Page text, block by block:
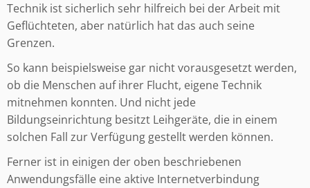
Technik ist sicherlich sehr hilfreich bei der Arbeit mit
Geflüchteten, aber natürlich hat das auch seine
Grenzen.
So kann beispielsweise gar nicht vorausgesetzt werden,
ob die Menschen auf ihrer Flucht, eigene Technik
mitnehmen konnten. Und nicht jede
Bildungseinrichtung besitzt Leihgeräte, die in einem
solchen Fall zur Verfügung gestellt werden können.
Ferner ist in einigen der oben beschriebenen
Anwendungsfälle eine aktive Internetverbindung